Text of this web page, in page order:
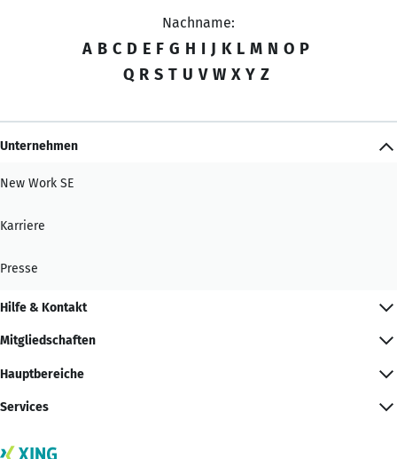
Nachname:
A B C D E F G H I J K L M N O P
Q R S T U V W X Y Z
Unternehmen
New Work SE
Karriere
Presse
Hilfe & Kontakt
Mitgliedschaften
Hauptbereiche
Services